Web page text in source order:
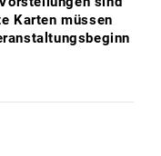
Karten müssen